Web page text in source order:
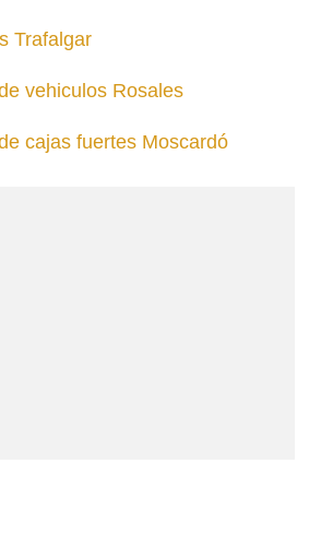
Trafalgar
vehiculos Rosales
cajas fuertes Moscardó